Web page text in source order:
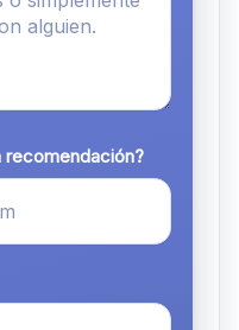
recomendación?